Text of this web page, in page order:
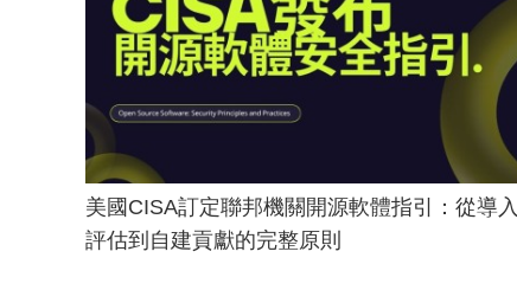
美國CISA訂定聯邦機關開源軟體指引：從導入
評估到自建貢獻的完整原則